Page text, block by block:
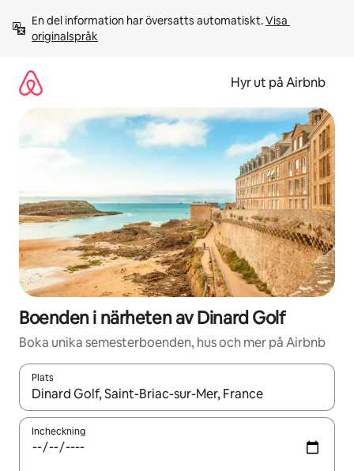
innehåll
En del information har översatts automatiskt. Visa
originalspråk
Hyr ut på Airbnb
Boenden i närheten av Dinard Golf
Boka unika semesterboenden, hus och mer på Airbnb
Plats
När resultaten är tillgängliga kan du navigera med upp- och
Incheckning